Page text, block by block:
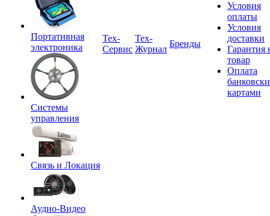
Портативная
электроника
Системы
управления
Связь и Локация
Аудио-Видео
Tex-
Сервис
Тех-
Журнал
Бренды
Условия
оплаты
Условия
доставки
Гарантия
товар
Оплата
картами